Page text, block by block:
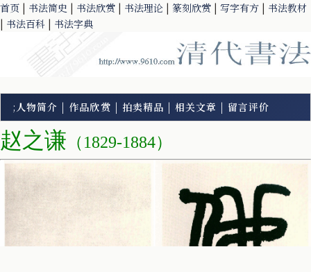
首页 | 书法简史 | 书法欣赏 | 书法理论 | 篆刻欣赏 | 写字有方 | 书法教材
| 书法百科 | 书法字典
; 人物简介 | 作品欣赏 | 拍卖精品 | 相关文章 | 留言评价
赵之谦 （1829-1884）